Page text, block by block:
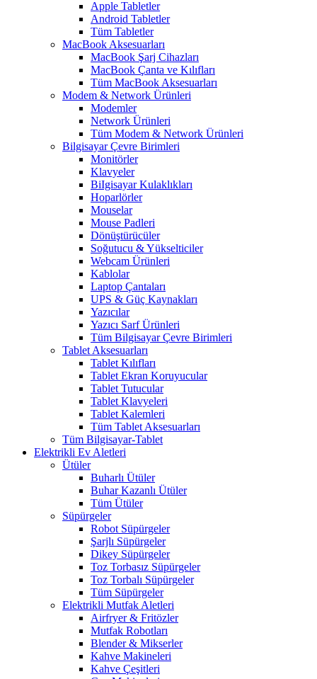
Apple Tabletler
Android Tabletler
Tüm Tabletler
MacBook Aksesuarları
MacBook Şarj Cihazları
MacBook Çanta ve Kılıfları
Tüm MacBook Aksesuarları
Modem & Network Ürünleri
Modemler
Network Ürünleri
Tüm Modem & Network Ürünleri
Bilgisayar Çevre Birimleri
Monitörler
Klavyeler
BiIgisayar Kulaklıkları
Hoparlörler
Mouselar
Mouse Padleri
Dönüştürücüler
Soğutucu & Yükselticiler
Webcam Ürünleri
Kablolar
Laptop Çantaları
UPS & Güç Kaynakları
Yazıcılar
Yazıcı Sarf Ürünleri
Tüm Bilgisayar Çevre Birimleri
Tablet Aksesuarları
Tablet Kılıfları
Tablet Ekran Koruyucular
Tablet Tutucular
Tablet Klavyeleri
Tablet Kalemleri
Tüm Tablet Aksesuarları
Tüm Bilgisayar-Tablet
Elektrikli Ev Aletleri
Ütüler
Buharlı Ütüler
Buhar Kazanlı Ütüler
Tüm Ütüler
Süpürgeler
Robot Süpürgeler
Şarjlı Süpürgeler
Dikey Süpürgeler
Toz Torbasız Süpürgeler
Toz Torbalı Süpürgeler
Tüm Süpürgeler
Elektrikli Mutfak Aletleri
Airfryer & Fritözler
Mutfak Robotları
Blender & Mikserler
Kahve Makineleri
Kahve Çeşitleri